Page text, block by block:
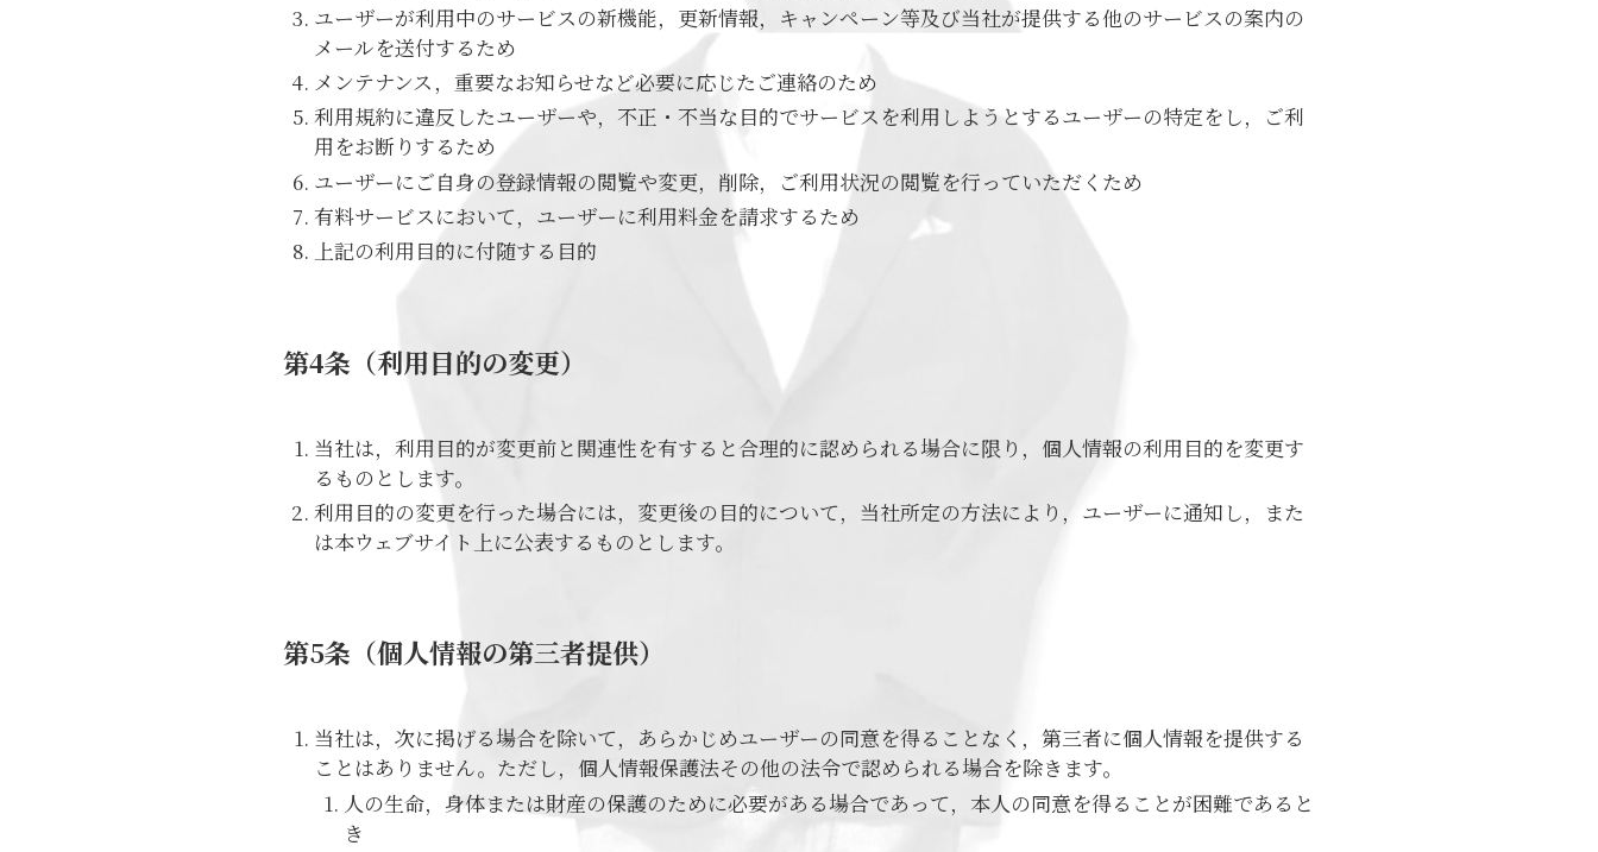
ユーザーが利用中のサービスの新機能，更新情報，キャンペーン等及び当社が提供する他のサービスの案内の
メールを送付するため
メンテナンス，重要なお知らせなど必要に応じたご連絡のため
利用規約に違反したユーザーや，不正・不当な目的でサービスを利用しようとするユーザーの特定をし，ご利
用をお断りするため
ユーザーにご自身の登録情報の閲覧や変更，削除，ご利用状況の閲覧を行っていただくため
有料サービスにおいて，ユーザーに利用料金を請求するため
上記の利用目的に付随する目的
第4条（利用目的の変更）
当社は，利用目的が変更前と関連性を有すると合理的に認められる場合に限り，個人情報の利用目的を変更す
るものとします。
利用目的の変更を行った場合には，変更後の目的について，当社所定の方法により，ユーザーに通知し，また
は本ウェブサイト上に公表するものとします。
第5条（個人情報の第三者提供）
当社は，次に掲げる場合を除いて，あらかじめユーザーの同意を得ることなく，第三者に個人情報を提供する
ことはありません。ただし，個人情報保護法その他の法令で認められる場合を除きます。
人の生命，身体または財産の保護のために必要がある場合であって，本人の同意を得ることが困難であると
き